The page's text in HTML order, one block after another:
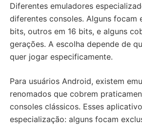
Diferentes emuladores
diferentes consoles. Alguns focam
bits, outros em 16 bits, e alguns
gerações. A escolha depende de
quer jogar especificamente.
Para usuários Android, existem
renomados que cobrem
consoles clássicos. Esses
especialização: alguns focam